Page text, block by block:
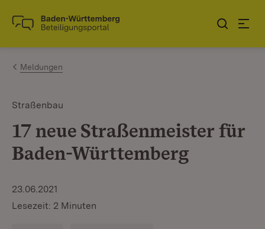
Zum Inhalt springen
Link zur Startseite
Meldungen
Straßenbau
17 neue Straßenmeister für
Baden-Württemberg
23.06.2021
Lesezeit: 2 Minuten